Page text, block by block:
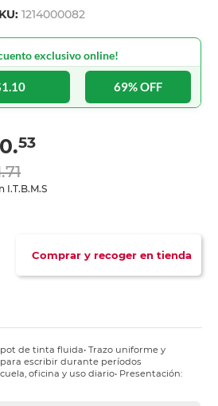
1214000082
exclusivo online!
69% OFF
53
I.T.B.M.S
Comprar y recoger en tienda
de tinta fluida• Trazo uniforme y
escribir durante períodos
oficina y uso diario• Presentación: